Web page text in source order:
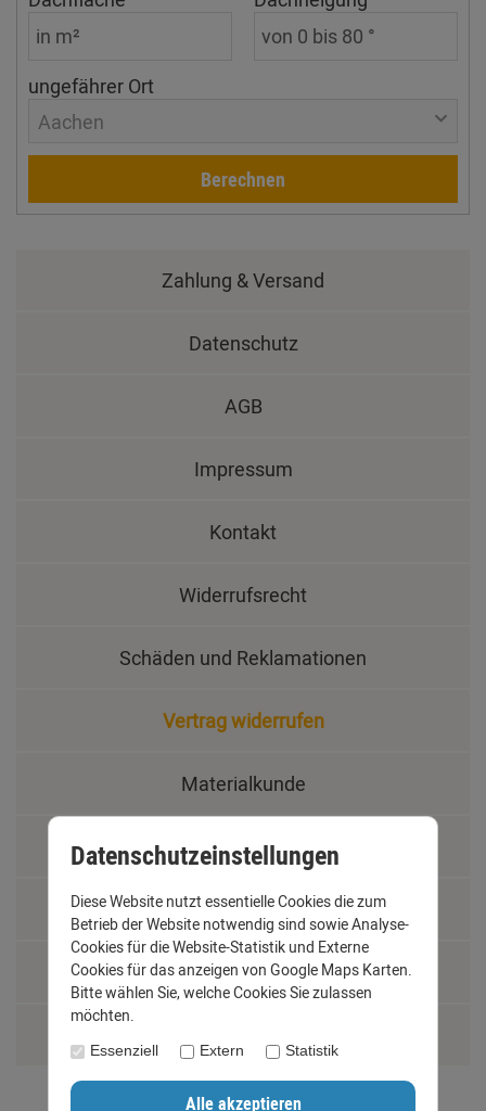
ungefährer Ort
Aachen
Berechnen
Zahlung & Versand
Datenschutz
AGB
Impressum
Kontakt
Widerrufsrecht
Schäden und Reklamationen
Vertrag widerrufen
Materialkunde
Fachbegriffe
Jobs
Montage und Installationshilfen
Datenschutzeinstellungen
Diese Website nutzt essentielle Cookies die zum
Betrieb der Website notwendig sind sowie Analyse-
Cookies für die Website-Statistik und Externe
Cookies für das anzeigen von Google Maps Karten.
Bitte wählen Sie, welche Cookies Sie zulassen
möchten.
Essenziell Extern Statistik